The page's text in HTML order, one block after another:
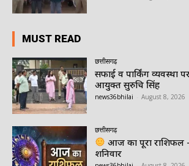
MUST READ
छत्तीसगढ़
सफाई व पार्किंग व्यवस्था
आयुक्त सुरुचि सिंह
news36bhilai August 8, 2026
छत्तीसगढ़
आज का पूरा
शनिवार